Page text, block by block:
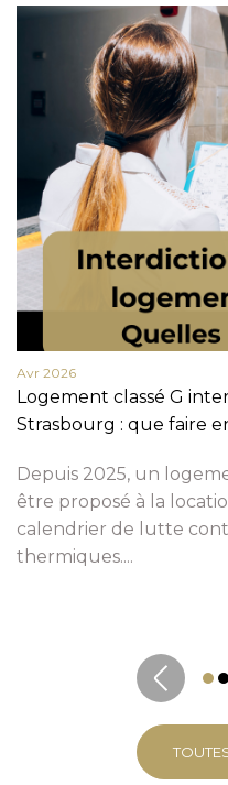
Avr 2026
Logement classé G
Strasbourg : que faire
Depuis 2025, un
être proposé à la
calendrier de lutte
thermiques....
En cochant cette case,
Vérification